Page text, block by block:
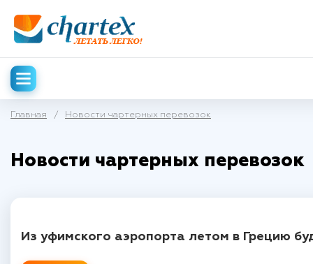
Главная / Новости чартерных перевозок
Новости чартерных перевозок
Из уфимского аэропорта летом в Грецию